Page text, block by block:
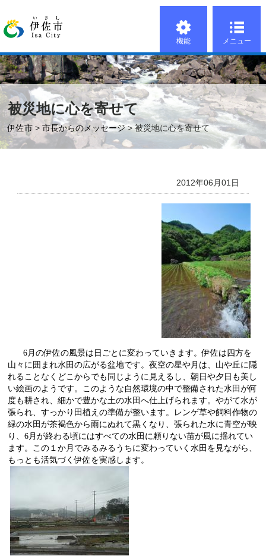
機能 メニュー
被災地に心を寄せて
伊佐市 >市長からのメッセージ> 被災地に心を寄せて
2012年06月01日
6 月の伊佐の風景は日ごとに変わっていきます。伊佐は四方を
山々に囲まれ水田の広がる盆地です。夜空の星や月は、山や丘に隠
れることなくどこからでも同じように見えるし、朝日や夕日も美し
い絵画のようです。このような自然環境の中で整備された水田が何
度も耕され、細かで豊かな土の水田へ仕上げられます。やがて水が
張られ、すっかり田植えの準備が整います。レンゲ草や飼料作物の
緑の水田が茶褐色から雨にぬれて黒くなり、張られた水に青空が映
り、6 月が終わる頃にはすべての水田に頼りない苗が風に揺れてい
ます。この１か月でみるみるうちに変わっていく水田を見ながら、
もっとも活気づく伊佐を実感します。